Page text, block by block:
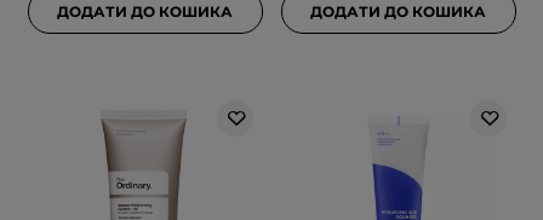
ДОДАТИ ДО КОШИКА ДОДАТИ ДО КОШИКА